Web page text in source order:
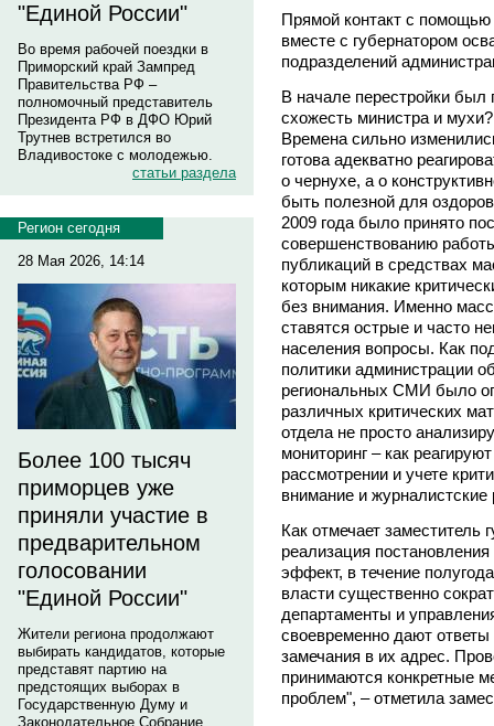
"Единой России"
Во время рабочей поездки в
Приморский край Зампред
Правительства РФ –
полномочный представитель
Президента РФ в ДФО Юрий
Трутнев встретился во
Владивостоке с молодежью.
статьи раздела
Регион сегодня
28 Мая 2026, 14:14
Более 100 тысяч
приморцев уже
приняли участие в
предварительном
голосовании
"Единой России"
Жители региона продолжают
выбирать кандидатов, которые
представят партию на
предстоящих выборах в
Государственную Думу и
Законодательное Собрание
Прямой контакт с помощью
вместе с губернатором
подразделений
В начале перестройки был
схожесть министра и
Времена сильно
готова адекватно
о чернухе, а о
быть полезной для
2009 года было принято
совершенствованию
публикаций в средствах
которым никакие
без внимания. Именно
ставятся острые и часто
населения вопросы. Как
политики администрации
региональных СМИ было
различных критических
отдела не просто
мониторинг – как
рассмотрении и учете
внимание и журналистские
Как отмечает
реализация
эффект, в течение
власти существенно
департаменты и
своевременно дают ответы
замечания в их адрес.
принимаются конкретные
проблем", – отметила